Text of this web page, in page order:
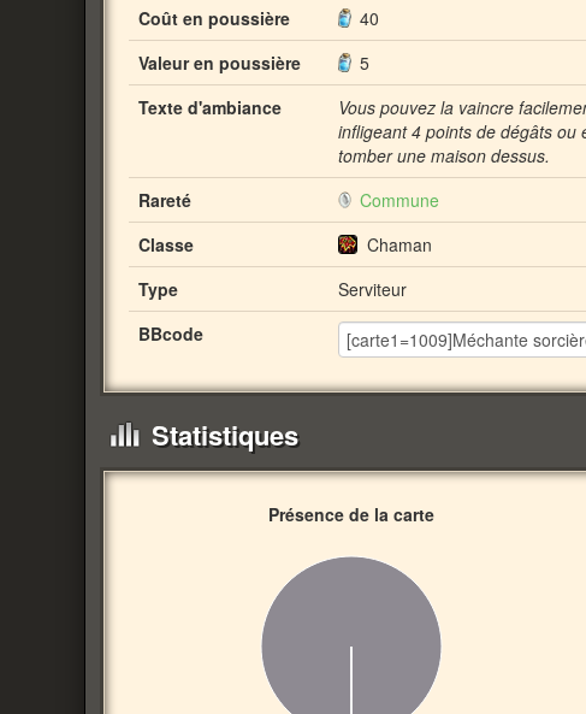
Coût en poussière
40
Valeur en poussière
5
Texte d'ambiance
Vous pouvez la vaincre
infligeant 4 points de dégâts ou
tomber une maison dessus.
Rareté
Commune
Classe
Chaman
Type
Serviteur
BBcode
Statistiques
Présence de la carte